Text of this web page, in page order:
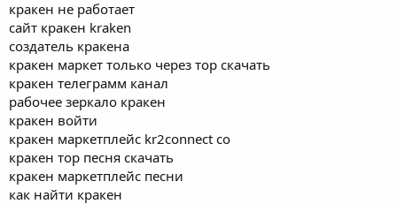
кракен не работает
сайт кракен kraken
создатель кракена
кракен маркет только через тор скачать
кракен телеграмм канал
рабочее зеркало кракен
кракен войти
кракен маркетплейс kr2connect co
кракен тор песня скачать
кракен маркетплейс песни
как найти кракен